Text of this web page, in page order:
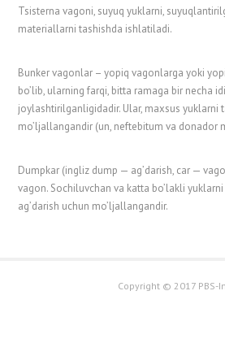
Tsisterna vagoni, suyuq yuklarni,
materiallarni tashishda ishlatiladi.
Bunker vagonlar – yopiq vagonlarga yoki
bo’lib, ularning farqi, bitta ramaga bir necha
joylashtirilganligidadir. Ular, maxsus yuklarni
mo’ljallangandir (un, neftebitum va donador
Dumpkar (ingliz dump — ag’darish, car —
vagon. Sochiluvchan va katta bo’lakli
ag’darish uchun mo’ljallangandir.
Copyright © 2017 PBS-